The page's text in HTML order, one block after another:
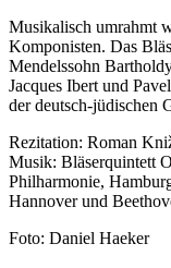
Musikalisch umrahmt
Komponisten. Das
Mendelssohn
Jacques Ibert und
der deutsch-jüdischen
Rezitation: Roman
Musik: Bläserquintett
Philharmonie,
Hannover und
Foto: Daniel Haeker